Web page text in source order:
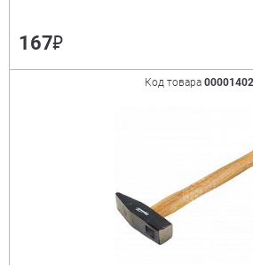
Derzhi
Сибин
167₽
Код товара 00001402